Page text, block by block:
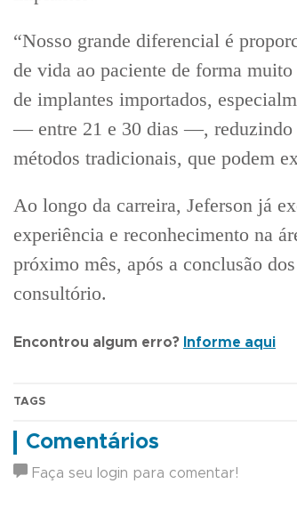
“Nosso grande diferencial é
de vida ao paciente de forma
de implantes importados,
— entre 21 e 30 dias —, reduzindo
métodos tradicionais, que podem
Ao longo da carreira, Jeferson já
experiência e reconhecimento na
próximo mês, após a conclusão
consultório.
Encontrou algum erro? Informe aqui
TAGS
Comentários
Faça seu login para comentar!